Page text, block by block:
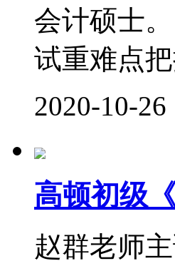
会计硕士
试重难点
2020-10-26
高顿初级
赵群老师